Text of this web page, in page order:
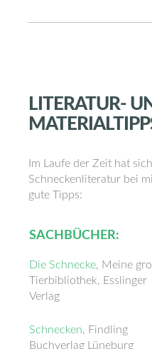
LITERATUR-
Im Laufe der Zeit hat
Schneckenliteratur bei
gute Tipps:
SACHBÜCHER:
Die Schnecke, Meine
Tierbibliothek, Esslinger
Verlag
Schnecken, Findling
Buchverlag Lüneburg